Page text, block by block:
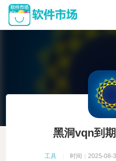
黑洞vqn到
工具 时间：2025-08-